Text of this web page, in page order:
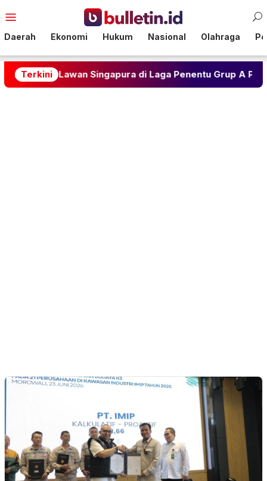
ke
Mobile
Daerah Ekonomi Hukum Nasional Olahraga
Terkini
1 Lawan Singapura di Laga Penentu Grup A Piala AFF